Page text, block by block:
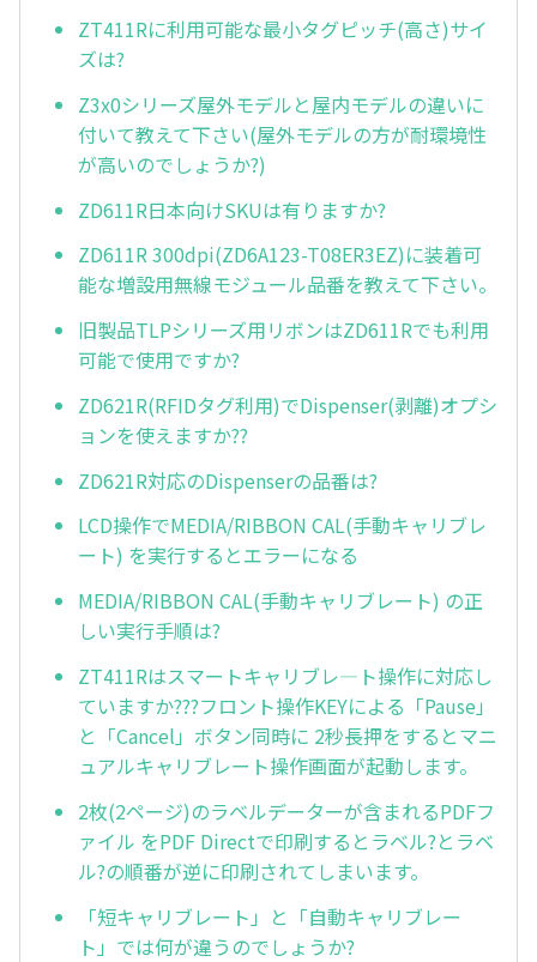
ZT411Rに利用可能な最小タグピッチ(高さ)サイ
ズは?
Z3x0シリーズ屋外モデルと屋内モデルの違いに
付いて教えて下さい(屋外モデルの方が耐環境性
が高いのでしょうか?)
ZD611R日本向けSKUは有りますか?
ZD611R 300dpi(ZD6A123-T08ER3EZ)に装着可
能な増設用無線モジュール品番を教えて下さい。
旧製品TLPシリーズ用リボンはZD611Rでも利用
可能で使用ですか?
ZD621R(RFIDタグ利用)でDispenser(剥離)オプシ
ョンを使えますか??
ZD621R対応のDispenserの品番は?
LCD操作でMEDIA/RIBBON CAL(手動キャリブレ
ート) を実行するとエラーになる
MEDIA/RIBBON CAL(手動キャリブレート) の正
しい実行手順は?
ZT411Rはスマートキャリブレ—ト操作に対応し
ていますか???フロント操作KEYによる「Pause」
と「Cancel」ボタン同時に 2秒長押をするとマニ
ュアルキャリブレート操作画面が起動します。
2枚(2ページ)のラベルデーターが含まれるPDFフ
ァイル をPDF Directで印刷するとラベル?とラベ
ル?の順番が逆に印刷されてしまいます。
「短キャリブレート」と「自動キャリブレー
ト」では何が違うのでしょうか?